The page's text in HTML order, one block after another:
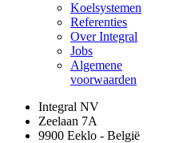
Koelsystemen
Referenties
Over Integral
Jobs
Algemene
voorwaarden
Integral NV
Zeelaan 7A
9900 Eeklo - België